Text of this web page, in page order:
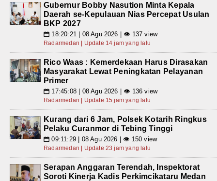
Gubernur Bobby Nasution Minta Kepala
Daerah se-Kepulauan Nias Percepat Usulan
BKP 2027
📅 18:20:21 | 08 Agu 2026 | 👁 137 view
Radarmedan | Update 14 jam yang lalu
Rico Waas : Kemerdekaan Harus Dirasakan
Masyarakat Lewat Peningkatan Pelayanan
Primer
📅 17:45:08 | 08 Agu 2026 | 👁 136 view
Radarmedan | Update 15 jam yang lalu
Kurang dari 6 Jam, Polsek Kotarih Ringkus
Pelaku Curanmor di Tebing Tinggi
📅 09:11:29 | 08 Agu 2026 | 👁 150 view
Radarmedan | Update 23 jam yang lalu
Serapan Anggaran Terendah, Inspektorat
Soroti Kinerja Kadis Perkimcikataru Medan